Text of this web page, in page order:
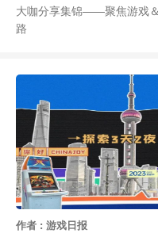
大咖分享集锦——聚焦游戏
路
作者 : 游戏日报